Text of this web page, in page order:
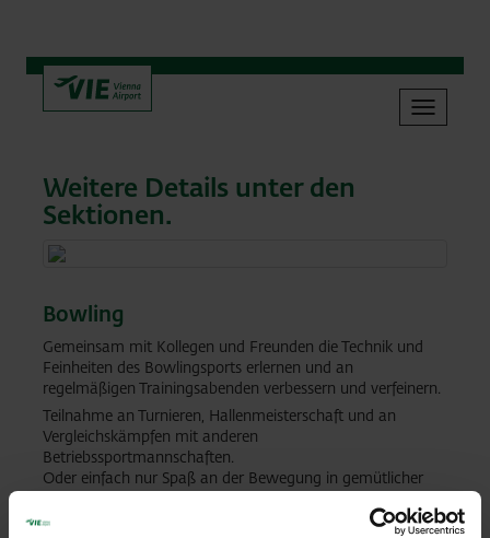
überspringen
Toggle
Weitere Details unter den
Sektionen.
Bowling
Gemeinsam mit Kollegen und Freunden die Technik und
Feinheiten des Bowlingsports erlernen und an
regelmäßigen Trainingsabenden verbessern und verfeinern.
Teilnahme an Turnieren, Hallenmeisterschaft und an
Vergleichskämpfen mit anderen
Betriebssportmannschaften.
Oder einfach nur Spaß an der Bewegung in gemütlicher